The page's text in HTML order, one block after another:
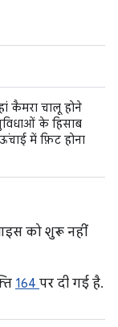
कैमरा चालू होने
के हिसाब
में फ़िट होना
को शुरू नहीं
164 पर दी गई है.